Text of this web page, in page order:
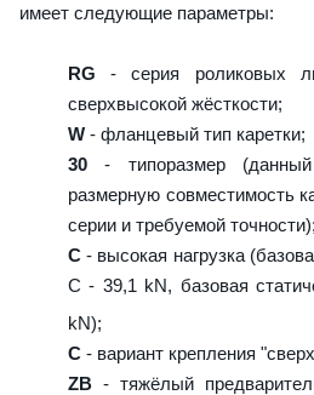
имеет следующие параметры:
RG - серия роликовых
сверхвысокой жёсткости;
W - фланцевый тип каретки;
30 - типоразмер
размерную совместимость
серии и требуемой точности);
C - высокая нагрузка
C - 39,1 kN, базовая
kN);
C - вариант крепления
ZB - тяжёлый